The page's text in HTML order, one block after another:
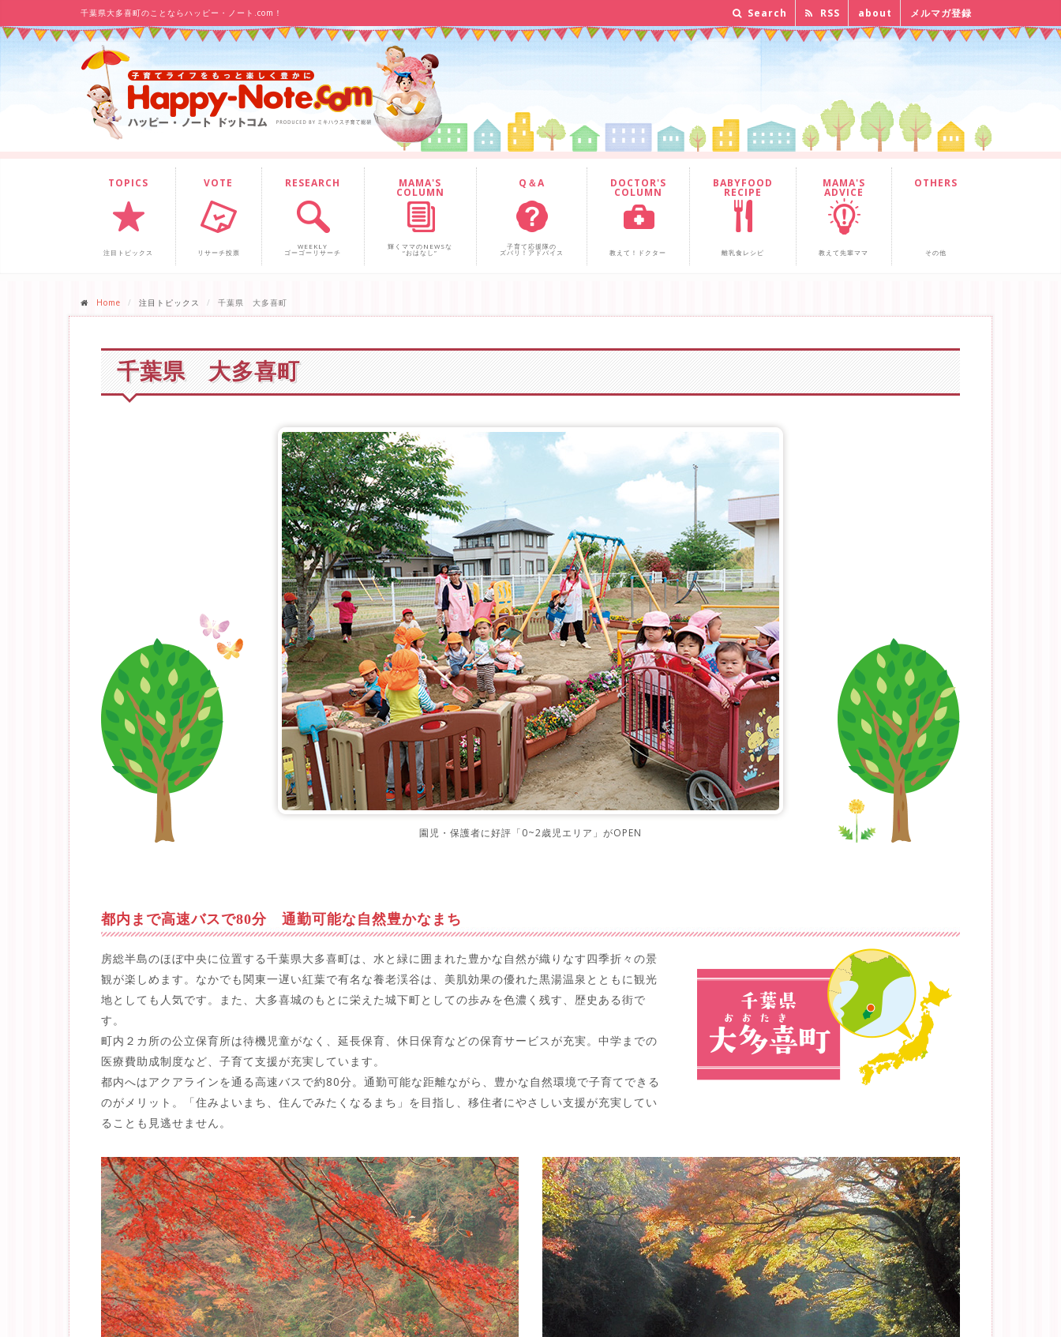
千葉県大多喜町のことならハッピー・ノート.com！ Search RSS about メルマガ登録
TOPICS
注目トピックス
VOTE
リサーチ投票
RESEARCH
WEEKLY
ゴーゴーリサーチ
MAMA'S
COLUMN
輝くママのNEWSな
“おはなし”
Q＆A
子育て応援隊の
ズバリ！アドバイス
DOCTOR'S
COLUMN
教えて！ドクター
BABYFOOD
RECIPE
離乳食レシピ
MAMA'S
ADVICE
教えて先輩ママ
OTHERS
その他
Home 注目トピックス 千葉県 大多喜町
千葉県 大多喜町
園児・保護者に好評「0~2歳児エリア」がOPEN
都内まで高速バスで80分 通勤可能な自然豊かなまち
房総半島のほぼ中央に位置する千葉県大多喜町は、水と緑に囲まれた豊かな自然が織りなす四季折々の景
観が楽しめます。なかでも関東一遅い紅葉で有名な養老渓谷は、美肌効果の優れた黒湯温泉とともに観光
地としても人気です。また、大多喜城のもとに栄えた城下町としての歩みを色濃く残す、歴史ある街で
す。
町内２カ所の公立保育所は待機児童がなく、延長保育、休日保育などの保育サービスが充実。中学までの
医療費助成制度など、子育て支援が充実しています。
都内へはアクアラインを通る高速バスで約80分。通勤可能な距離ながら、豊かな自然環境で子育てできる
のがメリット。「住みよいまち、住んでみたくなるまち」を目指し、移住者にやさしい支援が充実してい
ることも見逃せません。